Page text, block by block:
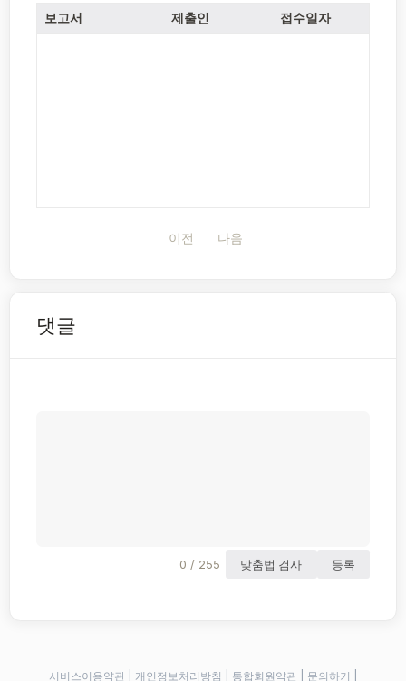
보고서 제출인 접수일자
이전 다음
댓글
0 / 255 맞춤법 검사 등록
서비스이용약관| 개인정보처리방침 통합회원약관| 문의하기